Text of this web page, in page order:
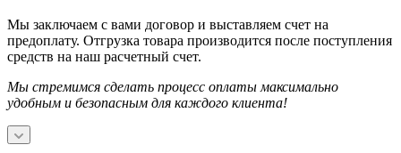
Мы заключаем с вами договор и выставляем счет на
предоплату. Отгрузка товара производится после поступления
средств на наш расчетный счет.
Мы стремимся сделать процесс оплаты максимально
удобным и безопасным для каждого клиента!